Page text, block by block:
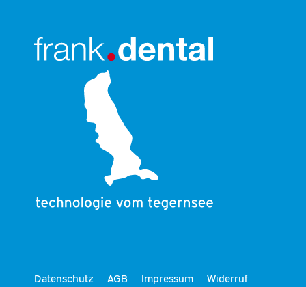
Datenschutz AGB Impressum Widerruf